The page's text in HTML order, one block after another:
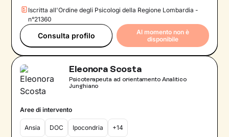
Iscritta all'Ordine degli Psicologi della Regione Lombardia -
n°21360
Consulta profilo
Al momento non è
disponibile
Eleonora Scosta
Psicoterapeuta ad orientamento Analitico
Junghiano
Aree di intervento
Ansia DOC Ipocondria +14